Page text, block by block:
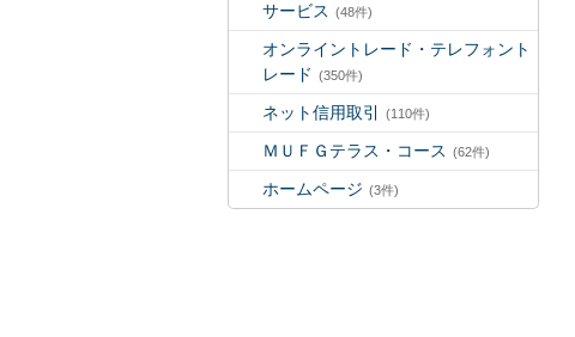
サービス (48件)
オンライントレード・テレフォント
レード (350件)
ネット信用取引 (110件)
ＭＵＦＧテラス・コース (62件)
ホームページ (3件)